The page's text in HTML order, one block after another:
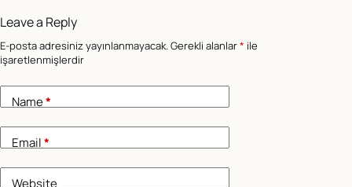
Leave a Reply
E-posta adresiniz yayınlanmayacak.Gerekli alanlar* ile
işaretlenmişlerdir
Name*
Email*
Website